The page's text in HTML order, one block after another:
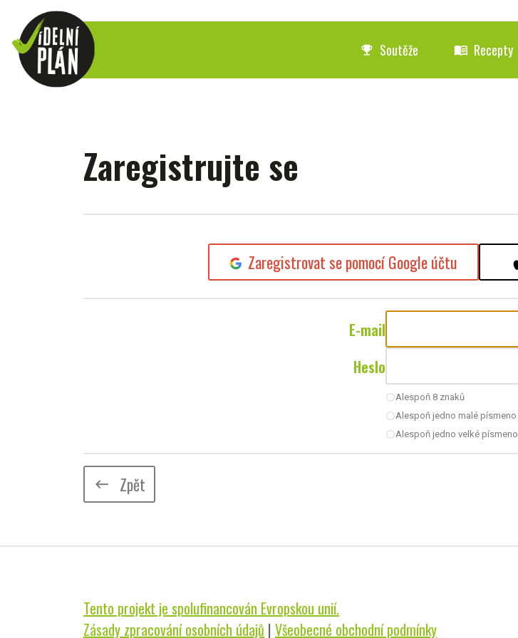
emoji_events Soutěže menu_book Recepty
Zaregistrujte se
Zaregistrovat se pomocí Google účtu
E-mail
Heslo
radio_button_uncheckedAlespoň 8 znaků
radio_button_uncheckedAlespoň jedno malé písmeno
radio_button_uncheckedAlespoň jedno velké písmeno
keyboard_backspace Zpět
Tento projekt je spolufinancován Evropskou unií.
Zásady zpracování osobních údajů | Všeobecné obchodní podmínky